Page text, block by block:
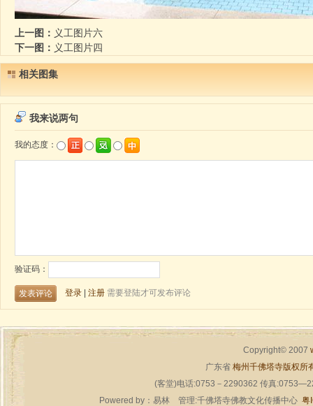
上一图： 义工图片六
下一图： 义工图片四
相关图集
Copyright© 2007
广东省 梅州千佛塔寺版权所
(客堂)电话:0753－2290362 传真
Powered by： 易林管理:千佛塔寺佛教文化传播中心 粤